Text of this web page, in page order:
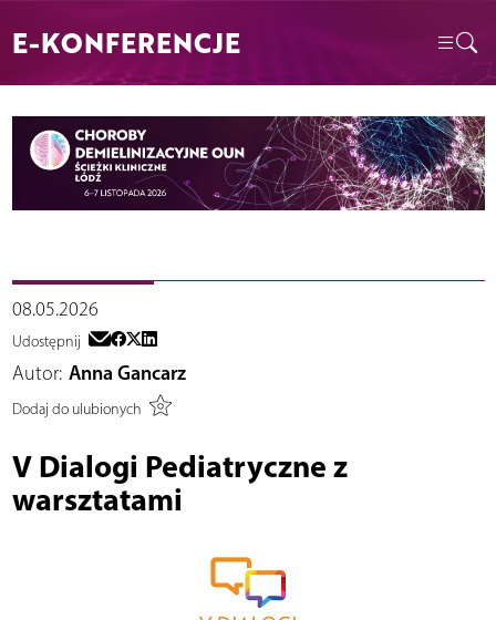
E-KONFERENCJE
08.05.2026
Udostępnij
Autor: Anna Gancarz
Dodaj do ulubionych
V Dialogi Pediatryczne z
warsztatami